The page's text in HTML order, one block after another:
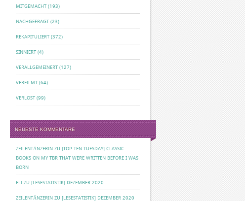
MITGEMACHT (193)
NACHGEFRAGT (23)
REKAPITULIERT (372)
SINNIERT (4)
VERALLGEMEINERT (127)
VERFILMT (64)
VERLOST (99)
NEUESTE KOMMENTARE
ZEILENTÄNZERIN ZU [TOP TEN TUESDAY] CLASSIC
BOOKS ON MY TBR THAT WERE WRITTEN BEFORE I WAS
BORN
ELI ZU [LESESTATISTIK] DEZEMBER 2020
ZEILENTÄNZERIN ZU [LESESTATISTIK] DEZEMBER 2020